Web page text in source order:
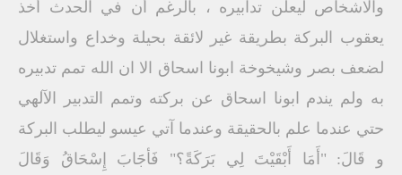
والاشخاص ليعلن تدابيره ، بالرغم أن في الحدث أخذ
يعقوب البركة بطريقة غير لائقة بحيلة وخداع واستغلال
لضعف بصر وشيخوخة ابونا اسحاق الا ان الله تمم تدبيره
به ولم يندم ابونا اسحاق عن بركته وتمم التدبير الآلهي
حتي عندما علم بالحقيقة وعندما آتي عيسو ليطلب البركة
و قَالَ: "أَمَا أَبْقَيْتَ لِي بَرَكَةً؟" فَأجََابَ إِسْحَاقُ وَقَالَ